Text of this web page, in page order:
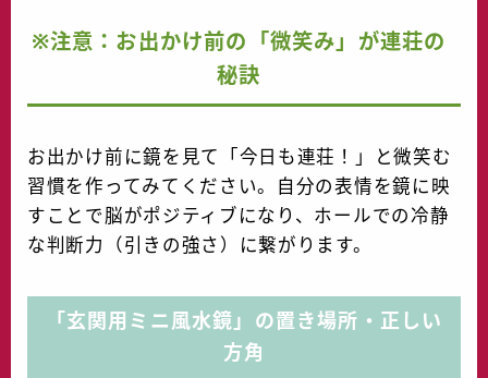
※注意：お出かけ前の「微笑み」が連荘の
秘訣
お出かけ前に鏡を見て「今日も連荘！」と微笑む
習慣を作ってみてください。自分の表情を鏡に映
すことで脳がポジティブになり、ホールでの冷静
な判断力（引きの強さ）に繋がります。
「玄関用ミニ風水鏡」の置き場所・正しい
方角